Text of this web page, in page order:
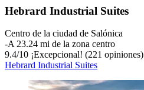
Hebrard Industrial Suites
Centro de la ciudad de Salónica
‐A 23.24 mi de la zona centro
9.4/10 ¡Excepcional! (221 opiniones)
Hebrard Industrial Suites